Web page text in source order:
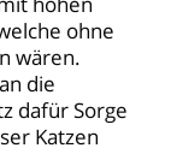
ohne
wären.
die
dafür Sorge
Katzen